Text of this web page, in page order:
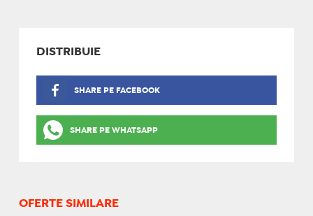
DISTRIBUIE
SHARE PE FACEBOOK
SHARE PE WHATSAPP
OFERTE SIMILARE